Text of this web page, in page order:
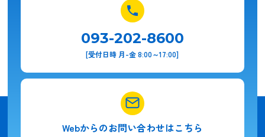
093-202-8600
[受付日時 月-金 8:00～17:00]
Webからのお問い合わせはこちら